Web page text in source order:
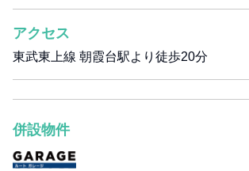
アクセス
東武東上線 朝霞台駅より徒歩20分
併設物件